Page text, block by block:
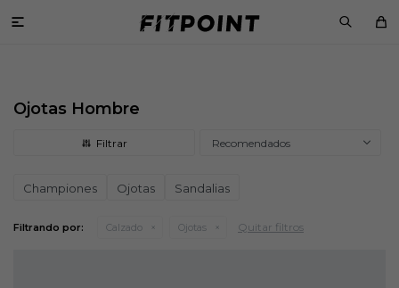

Ojotas Hombre
Recomendados
Championes Ojotas Sandalias
Filtrando por: Calzado Ojotas Quitar filtros